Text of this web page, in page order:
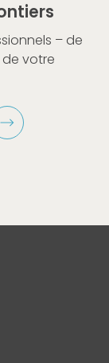
– de
votre